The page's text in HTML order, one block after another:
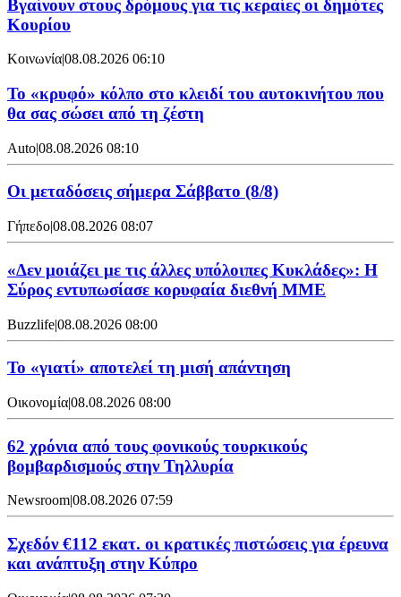
Βγαίνουν στους δρόμους για τις κεραίες οι δημότες
Κουρίου
Κοινωνία|08.08.2026 06:10
Το «κρυφό» κόλπο στο κλειδί του αυτοκινήτου που
θα σας σώσει από τη ζέστη
Auto|08.08.2026 08:10
Οι μεταδόσεις σήμερα Σάββατο (8/8)
Γήπεδο|08.08.2026 08:07
«Δεν μοιάζει με τις άλλες υπόλοιπες Κυκλάδες»: Η
Σύρος εντυπωσίασε κορυφαία διεθνή ΜΜΕ
Buzzlife|08.08.2026 08:00
Το «γιατί» αποτελεί τη μισή απάντηση
Οικονομία|08.08.2026 08:00
62 χρόνια από τους φονικούς τουρκικούς
βομβαρδισμούς στην Τηλλυρία
Newsroom|08.08.2026 07:59
Σχεδόν €112 εκατ. οι κρατικές πιστώσεις για έρευνα
και ανάπτυξη στην Κύπρο